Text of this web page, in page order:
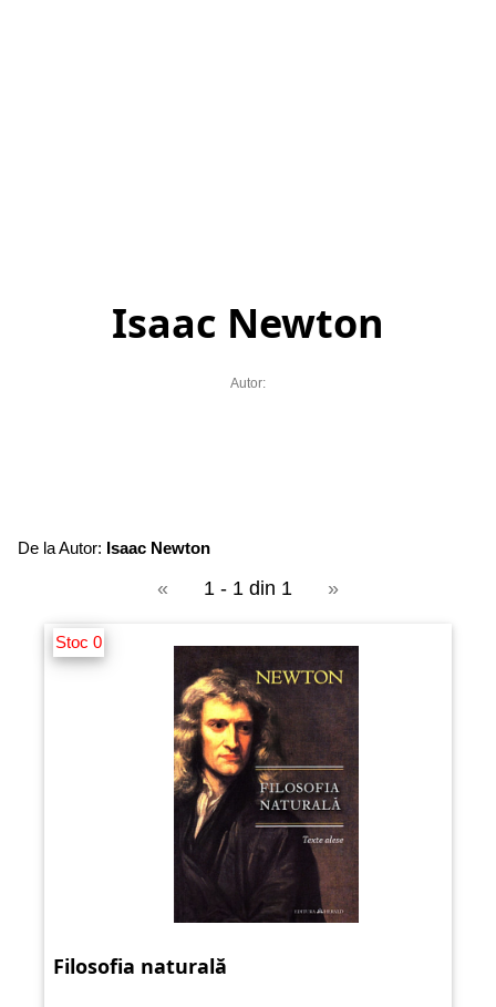
Isaac Newton
Autor:
De la Autor: Isaac Newton
« 1 - 1 din 1 »
Stoc 0
Filosofia naturală